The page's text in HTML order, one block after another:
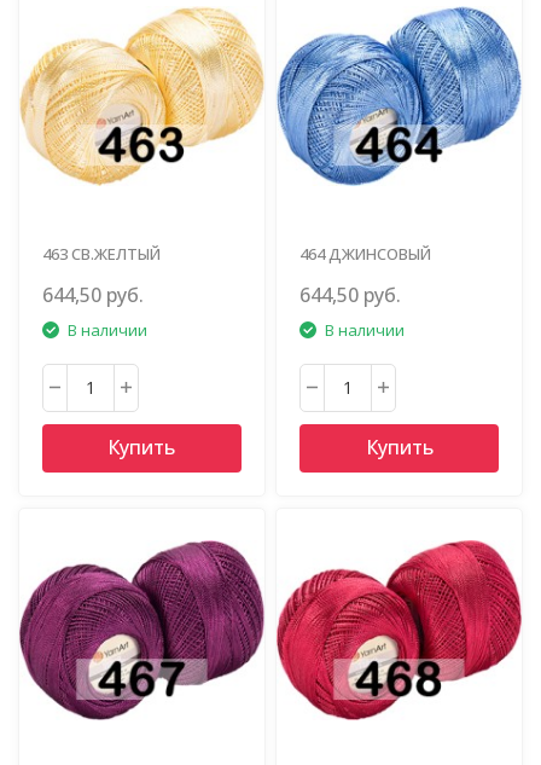
463 СВ.ЖЕЛТЫЙ
644,50 руб.
В наличии
Купить
464 ДЖИНСОВЫЙ
644,50 руб.
В наличии
Купить